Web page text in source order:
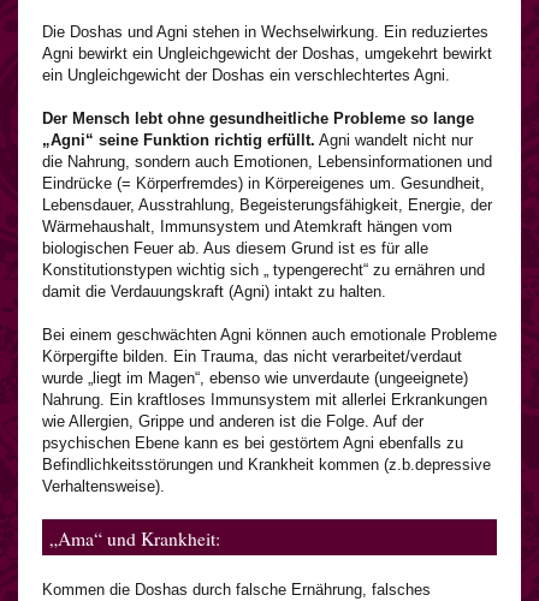
Die Doshas und Agni stehen in Wechselwirkung. Ein reduziertes
Agni bewirkt ein Ungleichgewicht der Doshas, umgekehrt bewirkt
ein Ungleichgewicht der Doshas ein verschlechtertes Agni.
Der Mensch lebt ohne gesundheitliche Probleme so lange
„Agni“ seine Funktion richtig erfüllt. Agni wandelt nicht nur
die Nahrung, sondern auch Emotionen, Lebensinformationen und
Eindrücke (= Körperfremdes) in Körpereigenes um. Gesundheit,
Lebensdauer, Ausstrahlung, Begeisterungsfähigkeit, Energie, der
Wärmehaushalt, Immunsystem und Atemkraft hängen vom
biologischen Feuer ab. Aus diesem Grund ist es für alle
Konstitutionstypen wichtig sich „ typengerecht“ zu ernähren und
damit die Verdauungskraft (Agni) intakt zu halten.
Bei einem geschwächten Agni können auch emotionale Probleme
Körpergifte bilden. Ein Trauma, das nicht verarbeitet/verdaut
wurde „liegt im Magen“, ebenso wie unverdaute (ungeeignete)
Nahrung. Ein kraftloses Immunsystem mit allerlei Erkrankungen
wie Allergien, Grippe und anderen ist die Folge. Auf der
psychischen Ebene kann es bei gestörtem Agni ebenfalls zu
Befindlichkeitsstörungen und Krankheit kommen (z.b.depressive
Verhaltensweise).
„Ama“ und Krankheit:
Kommen die Doshas durch falsche Ernährung, falsches